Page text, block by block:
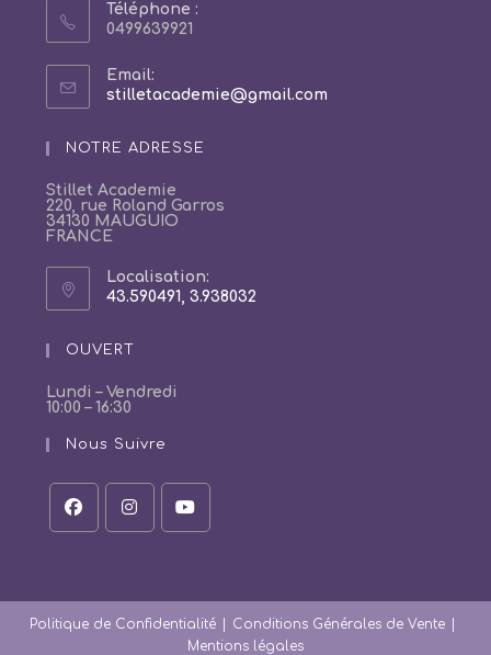
Téléphone :
0499639921
Email:
stilletacademie@gmail.comS’ouvre
NOTRE ADRESSE
Stillet Academie
220, rue Roland Garros
34130 MAUGUIO
FRANCE
Localisation:
43.590491, 3.938032
un
nouvel
OUVERT
Lundi – Vendredi
10:00 – 16:30
Nous Suivre
onglet onglet onglet
Politique de Confidentialité
Conditions Générales de Vente
Mentions légales